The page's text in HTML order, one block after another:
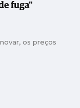
fuga"
os preços